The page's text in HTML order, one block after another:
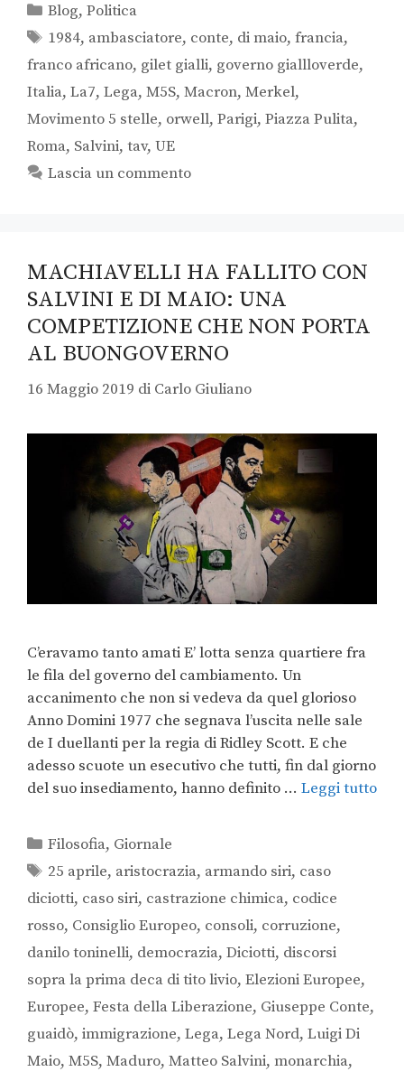
Blog,Politica
1984, ambasciatore, conte, di maio,francia,
franco africano, gilet gialli, governo giallloverde,
Italia, La7, Lega, M5S, Macron, Merkel,
Movimento 5 stelle, orwell, Parigi, Piazza Pulita,
Roma, Salvini, tav, UE
Lascia un commento
MACHIAVELLI HA FALLITO CON
SALVINI E DI MAIO: UNA
COMPETIZIONE CHE NON PORTA
AL BUONGOVERNO
16 Maggio 2019 di Carlo Giuliano
C’eravamo tanto amati E’ lotta senza quartiere fra
le fila del governo del cambiamento. Un
accanimento che non si vedeva da quel glorioso
Anno Domini 1977 che segnava l’uscita nelle sale
de I duellanti per la regia di Ridley Scott. E che
adesso scuote un esecutivo che tutti, fin dal giorno
del suo insediamento, hanno definito … Leggi tutto
Filosofia, Giornale
25 aprile, aristocrazia, armando siri, caso
diciotti, caso siri, castrazione chimica, codice
rosso, Consiglio Europeo, consoli, corruzione,
danilo toninelli, democrazia, Diciotti, discorsi
sopra la prima deca di tito livio, Elezioni Europee,
Europee, Festa della Liberazione, Giuseppe Conte,
guaidò, immigrazione, Lega, Lega Nord, Luigi Di
Maio, M5S, Maduro, Matteo Salvini, monarchia,